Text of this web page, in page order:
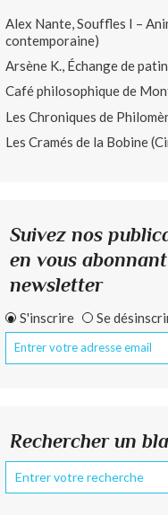
Alex Nante, Souffles I –
contemporaine)
Arsène K., Échange de
Café philosophique de
Les Chroniques de
Les Cramés de la Bobine
Suivez nos
en vous
newsletter
S'inscrire Se
Rechercher un